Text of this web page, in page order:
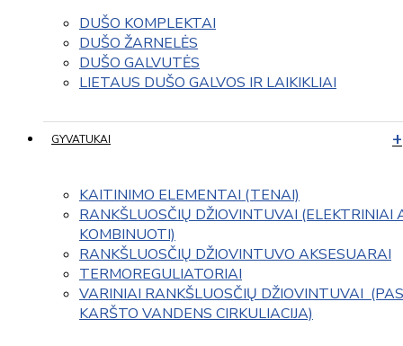
DUŠO KOMPLEKTAI
DUŠO ŽARNELĖS
DUŠO GALVUTĖS
LIETAUS DUŠO GALVOS IR LAIKIKLIAI
GYVATUKAI
KAITINIMO ELEMENTAI (TENAI)
RANKŠLUOSČIŲ DŽIOVINTUVAI (ELEKTRINIAI
KOMBINUOTI)
RANKŠLUOSČIŲ DŽIOVINTUVO AKSESUARAI
TERMOREGULIATORIAI
VARINIAI RANKŠLUOSČIŲ DŽIOVINTUVAI
KARŠTO VANDENS CIRKULIACIJA)